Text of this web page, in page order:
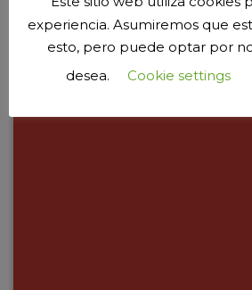
experiencia. Asumiremos que
esto, pero puede optar por
desea.
Cookie settings